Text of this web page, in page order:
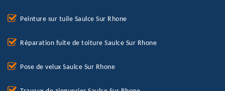
Peinture sur tuile Saulce Sur Rhone
Réparation fuite de toiture Saulce Sur Rhone
Pose de velux Saulce Sur Rhone